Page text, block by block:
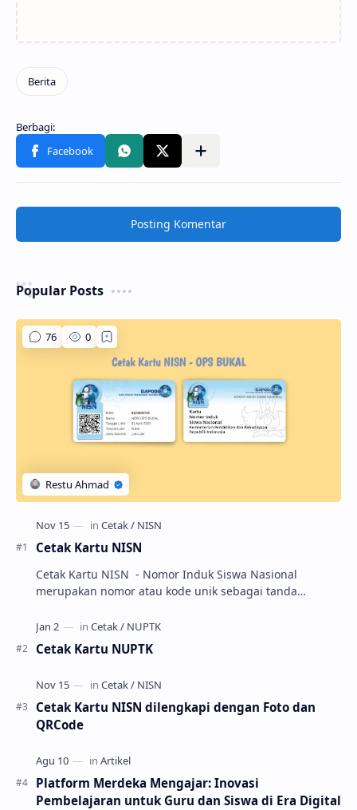
Posting Komentar
Popular Posts
Cetak Kartu NISN
Cetak Kartu NISN - Nomor Induk Siswa Nasional
merupakan nomor atau kode unik sebagai tanda
Cetak Kartu NUPTK
Cetak Kartu NISN dilengkapi dengan Foto dan
QRCode
Platform Merdeka Mengajar: Inovasi
Pembelajaran untuk Guru dan Siswa di Era Digital